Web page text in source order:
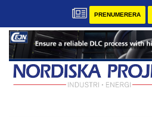
PRENUMERERA